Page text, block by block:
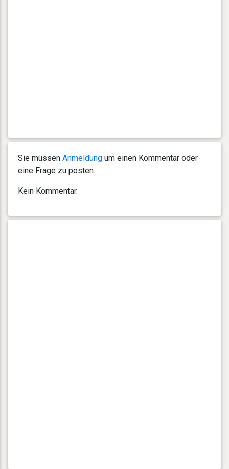
Sie müssen Anmeldung um einen Kommentar oder
eine Frage zu posten.
Kein Kommentar.